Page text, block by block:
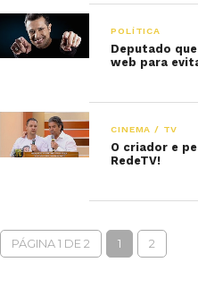
POLÍTICA
Deputado
web para
CINEMA / TV
O criador e
RedeTV!
PÁGINA 1 DE 2 1 2